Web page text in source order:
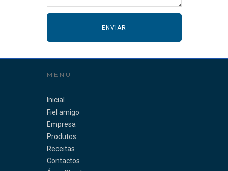
MENU
Inicial
Fiel amigo
Empresa
Produtos
Receitas
Contactos